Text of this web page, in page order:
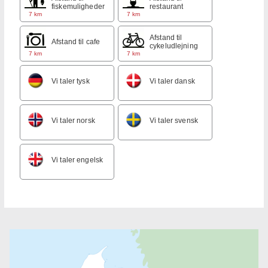
7 km
fiskemuligheder
7 km
restaurant
7 km
Afstand til cafe
7 km
Afstand til
cykeludlejning
Vi taler tysk Vi taler dansk
Vi taler norsk Vi taler svensk
Vi taler engelsk